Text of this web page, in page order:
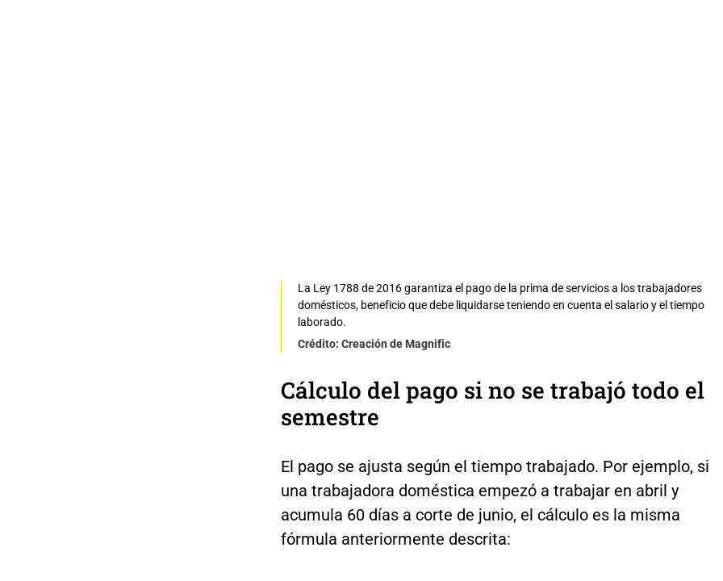
La Ley 1788 de 2016 garantiza el pago de la prima de servicios a los trabajadores
domésticos, beneficio que debe liquidarse teniendo en cuenta el salario y el tiempo
laborado.
Crédito: Creación de Magnific
Cálculo del pago si no se trabajó todo el
semestre
El pago se ajusta según el tiempo trabajado. Por ejemplo, si
una trabajadora doméstica empezó a trabajar en abril y
acumula 60 días a corte de junio, el cálculo es la misma
fórmula anteriormente descrita: